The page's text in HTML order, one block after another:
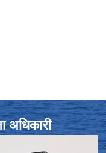
अधिकारी